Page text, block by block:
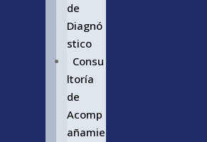
de
Diagnó
stico
Consu
ltoría
de
Acomp
añamie